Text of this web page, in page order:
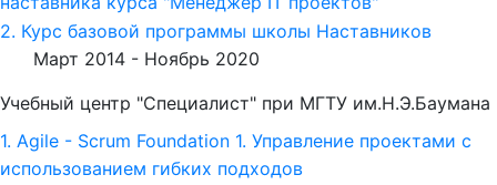
2. Курс базовой программы школы Наставников
Март 2014 - Ноябрь 2020
Учебный центр "Специалист" при МГТУ им.Н.Э.Баумана
1. Agile - Scrum Foundation 1. Управление проектами с
использованием гибких подходов